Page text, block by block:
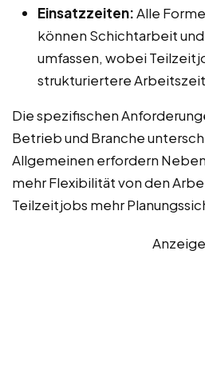
Einsatzzeiten:Alle
können Schichtarbeit
umfassen, wobei
strukturiertere
Die spezifischen
Betrieb und Branche
Allgemeinen erfordern
mehr Flexibilität von den
Teilzeitjobs mehr
Anzeige